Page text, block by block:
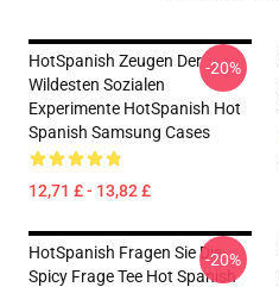
HotSpanish Zeugen Der
Wildesten Sozialen
Experimente HotSpanish Hot
Spanish Samsung Cases
12,71 £ - 13,82 £
-20%
HotSpanish Fragen Sie Die
Spicy Frage Tee Hot Spanish
-20%